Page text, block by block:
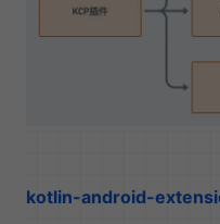
kotlin-android-